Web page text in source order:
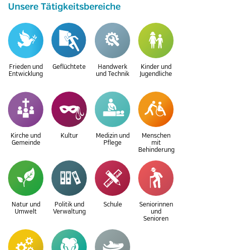
Unsere Tätigkeitsbereiche
Frieden und
Entwicklung
Geflüchtete
Handwerk
und Technik
Kinder und
Jugendliche
Kirche und
Gemeinde
Kultur
Medizin und
Pflege
Menschen
mit
Behinderung
Natur und
Umwelt
Politik und
Verwaltung
Schule
Seniorinnen
und
Senioren